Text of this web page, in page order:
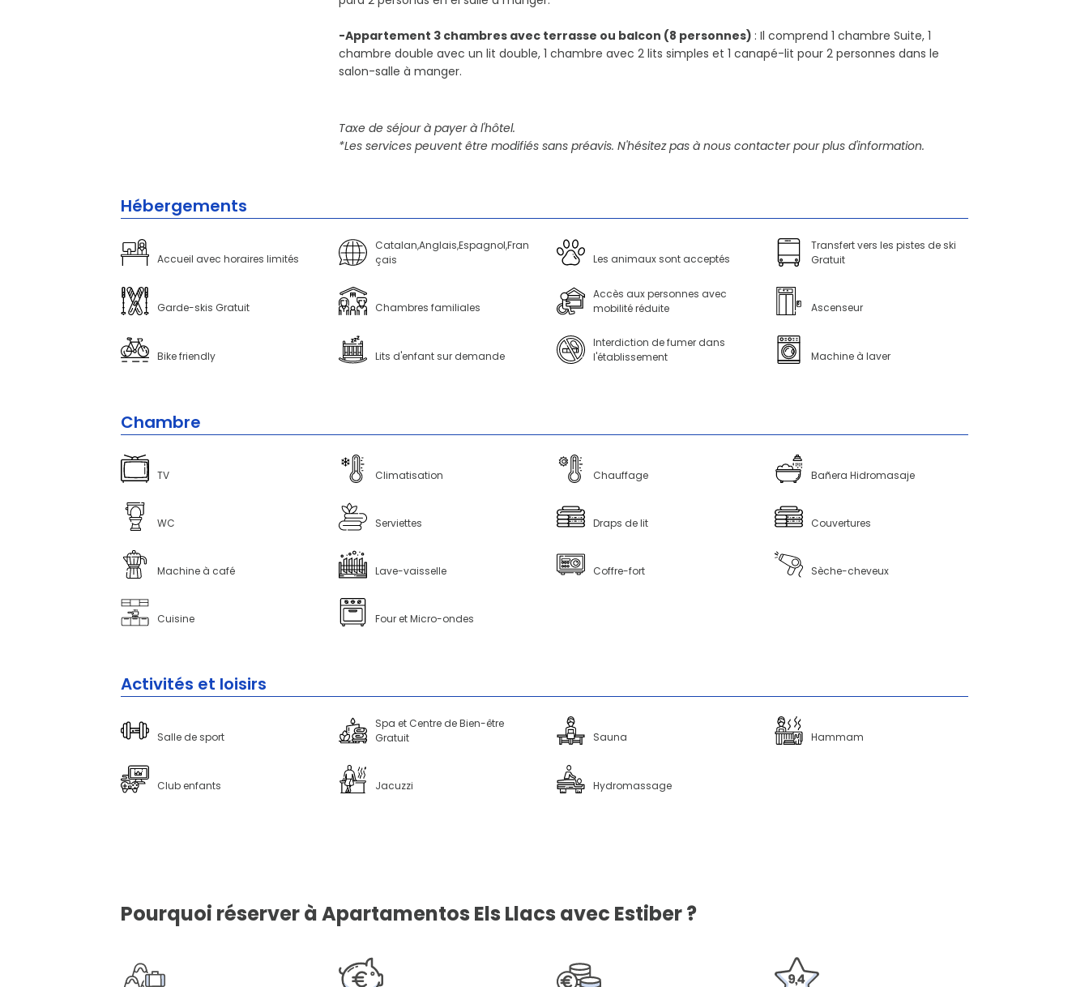
-Appartement 3 chambres avec terrasse ou balcon (8 personnes) : Il comprend 1 chambre Suite, 1
chambre double avec un lit double, 1 chambre avec 2 lits simples et 1 canapé-lit pour 2 personnes dans le
salon-salle à manger.
Taxe de séjour à payer à l'hôtel.
*Les services peuvent être modifiés sans préavis. N'hésitez pas à nous contacter pour plus d'information.
Hébergements
Accueil avec horaires limités
Catalan,Anglais,Espagnol,Fran
çais
Les animaux sont acceptés
Transfert vers les pistes de ski
Gratuit
Garde-skis Gratuit Chambres familiales
Accès aux personnes avec
mobilité réduite
Ascenseur
Bike friendly Lits d'enfant sur demande
Interdiction de fumer dans
l'établissement
Machine à laver
Chambre
TV Climatisation Chauffage Bañera Hidromasaje
WC Serviettes Draps de lit Couvertures
Machine à café Lave-vaisselle Coffre-fort Sèche-cheveux
Cuisine Four et Micro-ondes
Activités et loisirs
Salle de sport
Spa et Centre de Bien-être
Gratuit
Sauna Hammam
Club enfants Jacuzzi Hydromassage
Pourquoi réserver à Apartamentos Els Llacs avec Estiber ?